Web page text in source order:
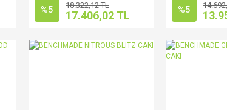
%5 18.322,12 TL
17.406,02 TL %5